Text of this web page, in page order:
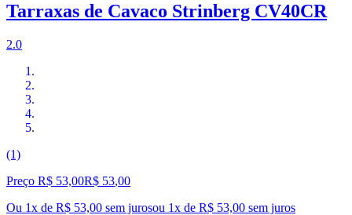
Tarraxas de Cavaco Strinberg CV40CR
2.0
(1)
Preço R$ 53,00R$ 53,00
Ou 1x de R$ 53,00 sem jurosou 1x de R$ 53,00 sem juros